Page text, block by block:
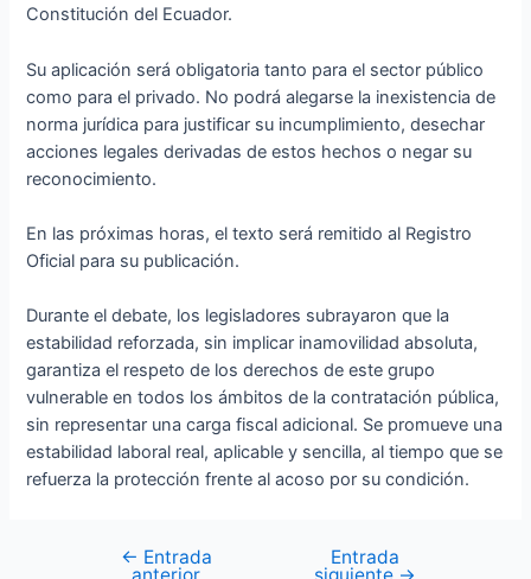
Constitución del Ecuador.
Su aplicación será obligatoria tanto para el sector público
como para el privado. No podrá alegarse la inexistencia de
norma jurídica para justificar su incumplimiento, desechar
acciones legales derivadas de estos hechos o negar su
reconocimiento.
En las próximas horas, el texto será remitido al Registro
Oficial para su publicación.
Durante el debate, los legisladores subrayaron que la
estabilidad reforzada, sin implicar inamovilidad absoluta,
garantiza el respeto de los derechos de este grupo
vulnerable en todos los ámbitos de la contratación pública,
sin representar una carga fiscal adicional. Se promueve una
estabilidad laboral real, aplicable y sencilla, al tiempo que se
refuerza la protección frente al acoso por su condición.
← Entrada Entrada